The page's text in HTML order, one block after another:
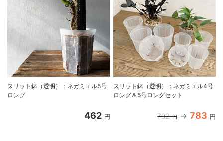
スリット鉢（透明）：ネガミエル5号
ロング
462 円
スリット鉢（透明）：ネガミエル4号
ロング＆5号ロングセット
792 円 783 円